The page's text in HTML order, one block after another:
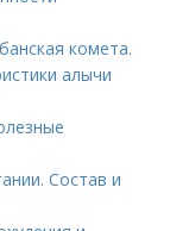
комета.
алычи
Состав и